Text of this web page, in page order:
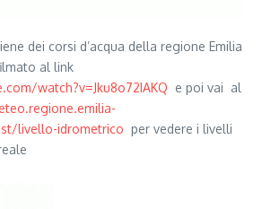
dei corsi d’acqua della regione Emilia
al link
watch?v=Jku8o72IAKQ e poi vai al
livello-idrometrico per vedere i livelli